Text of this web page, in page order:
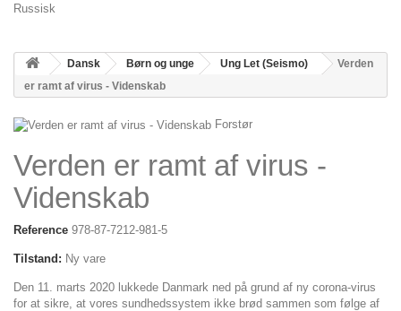
Russisk
Dansk Børn og unge Ung Let (Seismo)
Verden
er ramt af virus - Videnskab
Forstør
Verden er ramt af virus -
Videnskab
Reference 978-87-7212-981-5
Tilstand: Ny vare
Den 11. marts 2020 lukkede Danmark ned på grund af ny corona-virus
for at sikre, at vores sundhedssystem ikke brød sammen som følge af